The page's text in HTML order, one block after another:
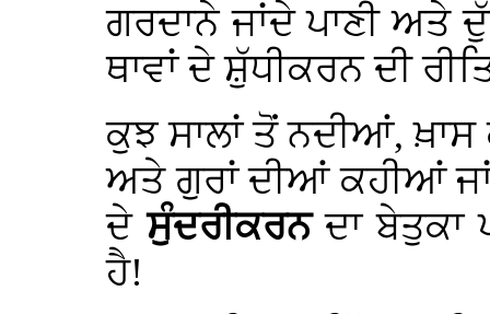
ਗਰਦਾਨੇ ਜਾਂਦੇ ਪਾਣੀ ਅਤੇ
ਥਾਵਾਂ ਦੇ ਸ਼ੁੱਧੀਕਰਨ ਦੀ
ਕੁਝ ਸਾਲਾਂ ਤੋਂ ਨਦੀਆਂ,
ਅਤੇ ਗੁਰਾਂ ਦੀਆਂ ਕਹੀਆਂ
ਦੇਸੁੰਦਰੀਕਰਨਦਾ ਬੇਤੁਕਾ
ਹੈ!